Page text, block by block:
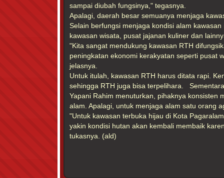
sampai diubah fungsinya," tegasnya.
Apalagi, daerah besar semuanya menjaga
Selain berfungsi menjaga kondisi alam
kawasan wisata, pusat jajanan kuliner dan
"Kita sangat mendukung kawasan RTH
peningkatan ekonomi kerakyatan seperti pusat
jelasnya.
Untuk itulah, kawasan RTH harus ditata rapi.
sehingga RTH juga bisa terpelihara.
Yapani Rahim menuturkan, pihaknya konsisten
alam. Apalagi, untuk menjaga alam satu orang
"Untuk kawasan terbuka hijau di Kota
yakin kondisi hutan akan kembali membaik
tukasnya. (ald)